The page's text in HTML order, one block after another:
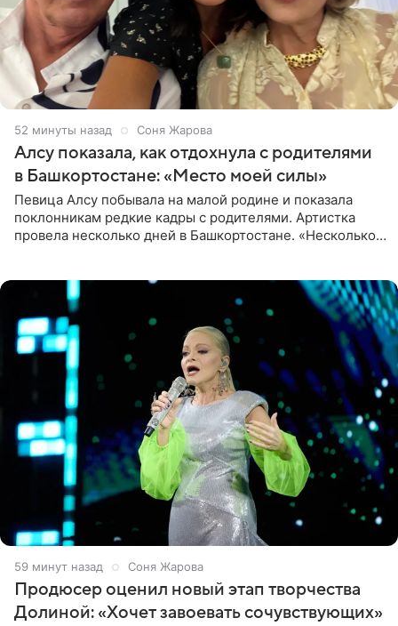
53 минуты назад Соня Жарова
Алсу показала, как отдохнула с родителями
в Башкортостане: «Место моей силы»
Певица Алсу побывала на малой родине и показала
поклонникам редкие кадры с родителями. Артистка
провела несколько дней в Башкортостане. «Несколько
1 час назад Соня Жарова
Продюсер оценил новый этап творчества
Долиной: «Хочет завоевать сочувствующих»